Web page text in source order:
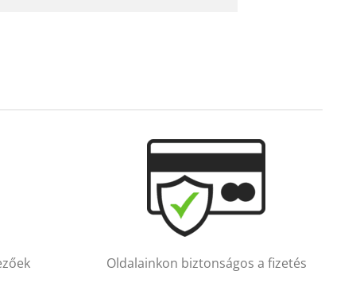
Oldalainkon biztonságos a fizetés